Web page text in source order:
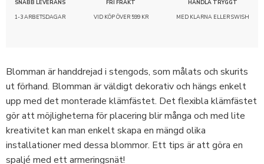
SNABB LEVERANS
1-3 ARBETSDAGAR
FRI FRAKT
VID KÖP ÖVER 599 KR
HANDLA TRYGGT
MED KLARNA ELLER SWISH
Blomman är handdrejad i stengods, som målats och skurits
ut förhand. Blomman är väldigt dekorativ och hängs enkelt
upp med det monterade klämfästet. Det flexibla klämfästet
gör att möjligheterna för placering blir många och med lite
kreativitet kan man enkelt skapa en mängd olika
installationer med dessa blommor. Ett tips är att göra en
spaljé med ett armeringsnät!